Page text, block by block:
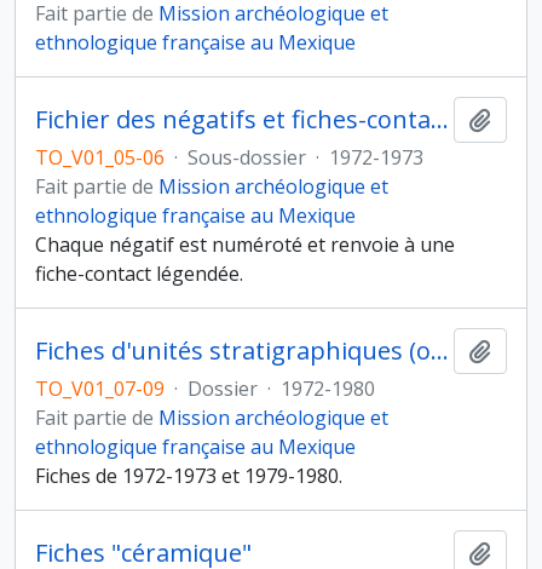
Fait partie de Mission archéologique et
ethnologique française au Mexique
Fichier des négatifs et fiches-contacts
TO_V01_05-06 · Sous-dossier · 1972-1973
Fait partie de Mission archéologique et
ethnologique française au Mexique
Chaque négatif est numéroté et renvoie à une
fiche-contact légendée.
Fiches d'unités stratigraphiques (ou fiches d'opération)
TO_V01_07-09 · Dossier · 1972-1980
Fait partie de Mission archéologique et
ethnologique française au Mexique
Fiches de 1972-1973 et 1979-1980.
Fiches "céramique"